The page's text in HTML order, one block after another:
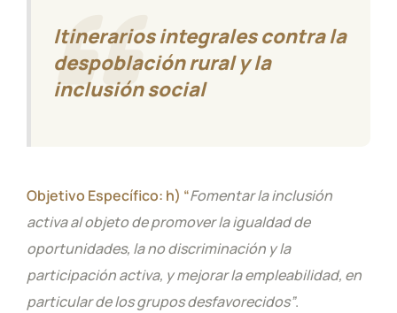
Itinerarios integrales contra la
despoblación rural y la
inclusión social
Objetivo Específico: h) “Fomentar la inclusión
activa al objeto de promover la igualdad de
oportunidades, la no discriminación y la
participación activa, y mejorar la empleabilidad, en
particular de los grupos desfavorecidos”.